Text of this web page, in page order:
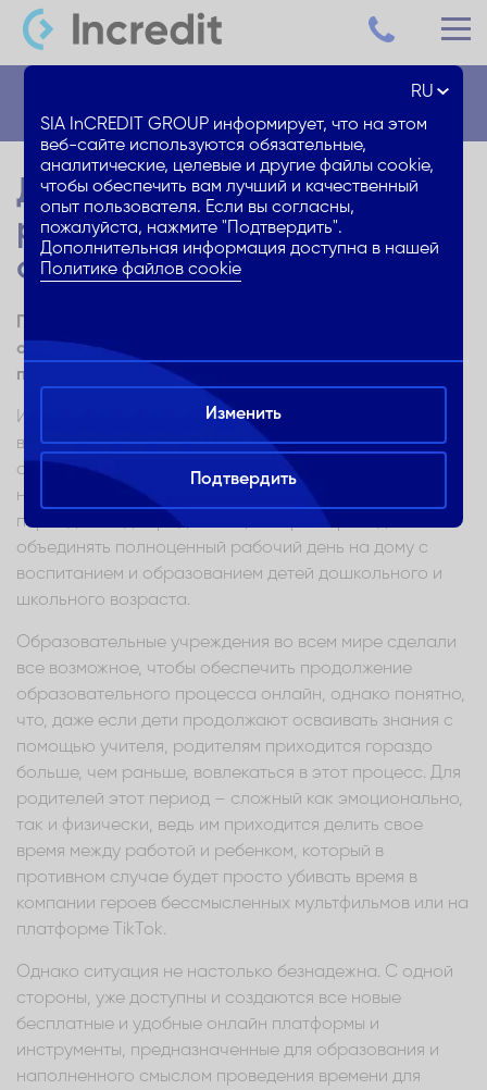
Дети во время карантина:
развивающие занятия
online!
с пользой – это возможно, если призвать на помощь
полезные тематические
Из-за пандемии COVID-19 практически во всем мире
вступили в силу разные чрезвычайные правила и
ограничения. И хотя всем сейчас не просто, но,
наверное, все согласятся, что самым трудным этот
период стал для родителей, которым приходится
объединять полноценный рабочий день на дому с
воспитанием и образованием детей дошкольного и
школьного возраста.
Образовательные учреждения во всем мире сделали
все возможное, чтобы обеспечить продолжение
образовательного процесса онлайн, однако понятно,
что, даже если дети продолжают осваивать знания с
помощью учителя, родителям приходится гораздо
больше, чем раньше, вовлекаться в этот процесс. Для
родителей этот период – сложный как эмоционально,
так и физически, ведь им приходится делить свое
время между работой и ребенком, который в
противном случае будет просто убивать время в
компании героев бессмысленных мультфильмов или на
платформе TikTok.
Однако ситуация не настолько безнадежна. С одной
стороны, уже доступны и создаются все новые
бесплатные и удобные онлайн платформы и
инструменты, предназначенные для образования и
наполненного смыслом проведения времени для
RU
SIA InCREDIT GROUP информирует, что на этом
веб-сайте используются обязательные,
аналитические, целевые и другие файлы cookie,
чтобы обеспечить вам лучший и качественный
опыт пользователя. Если вы согласны,
пожалуйста, нажмите "Подтвердить".
Дополнительная информация доступна в нашей
Политике файлов cookie
Изменить
Подтвердить